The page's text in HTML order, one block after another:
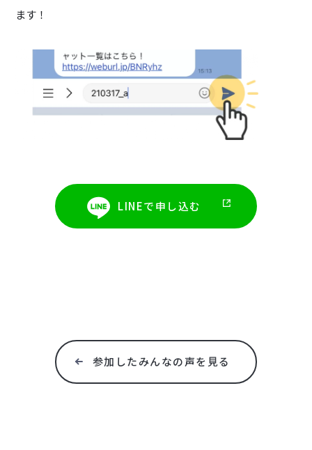
ます！
LINEで申し込む
参加したみんなの声を見る